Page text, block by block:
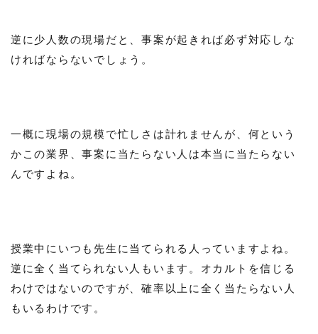
逆に少人数の現場だと、事案が起きれば必ず対応しな
ければならないでしょう。
一概に現場の規模で忙しさは計れませんが、何という
かこの業界、事案に当たらない人は本当に当たらない
んですよね。
授業中にいつも先生に当てられる人っていますよね。
逆に全く当てられない人もいます。オカルトを信じる
わけではないのですが、確率以上に全く当たらない人
もいるわけです。